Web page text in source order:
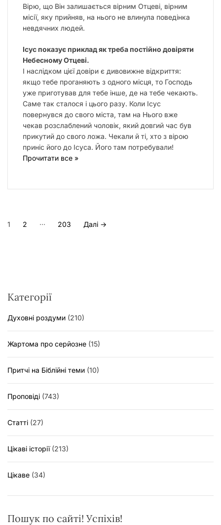
Вірю, що Він залишається вірним Отцеві, вірним
місії, яку прийняв, на нього не влинула поведінка
невдячних людей.
Ісус показує приклад як треба постійно довіряти
Небесному Отцеві.
І наслідком цієї довіри є дивовижне відкриття:
якщо тебе проганяють з одного місця, то Господь
уже приготував для тебе інше, де на тебе чекають.
Саме так сталося і цього разу. Коли Ісус
повернувся до свого міста, там на Нього вже
чекав розслаблений чоловік, який довгий час був
прикутий до свого ложа. Чекали й ті, хто з вірою
приніс його до Ісуса. Його там потребували!
Прочитати все »
П
а
ц
і
я
з
а
п
і
в
1 2 … 203 Далі →
Категорії
Духовні роздуми (210)
Жартома про серйозне (15)
Притчі на Біблійні теми (10)
Проповіді (743)
Статті (27)
Цікаві історії(213)
Цікаве (34)
Пошук по сайті! Успіхів!